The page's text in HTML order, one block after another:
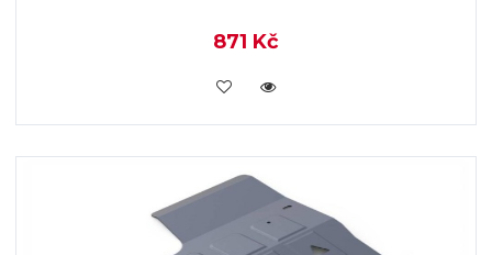
871 Kč
KOUPIT